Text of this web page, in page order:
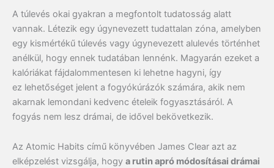
A túlevés okai gyakran a megfontolt tudatosság alatt
vannak. Létezik egy úgynevezett tudattalan zóna, amelyben
egy kismértékű túlevés vagy úgynevezett alulevés történhet
anélkül, hogy ennek tudatában lennénk. Magyarán ezeket a
kalóriákat fájdalommentesen ki lehetne hagyni, így
ez lehetőséget jelent a fogyókúrázók számára, akik nem
akarnak lemondani kedvenc ételeik fogyasztásáról. A
fogyás nem lesz drámai, de idővel bekövetkezik.
Az Atomic Habits című könyvében James Clear azt az
elképzelést vizsgálja, hogy a rutin apró módosításai drámai